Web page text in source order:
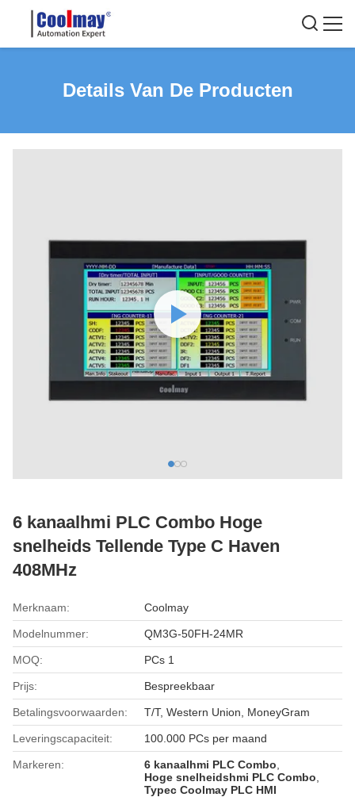
Details Van De Producten
6 kanaalhmi PLC Combo Hoge
snelheids Tellende Type C Haven
408MHz
Merknaam: Coolmay
Modelnummer: QM3G-50FH-24MR
MOQ: PCs 1
Prijs: Bespreekbaar
Betalingsvoorwaarden: T/T, Western Union, MoneyGram
Leveringscapaciteit: 100.000 PCs per maand
Markeren: 6 kanaalhmi PLC Combo
Hoge snelheidshmi PLC Combo
Typec Coolmay PLC HMI